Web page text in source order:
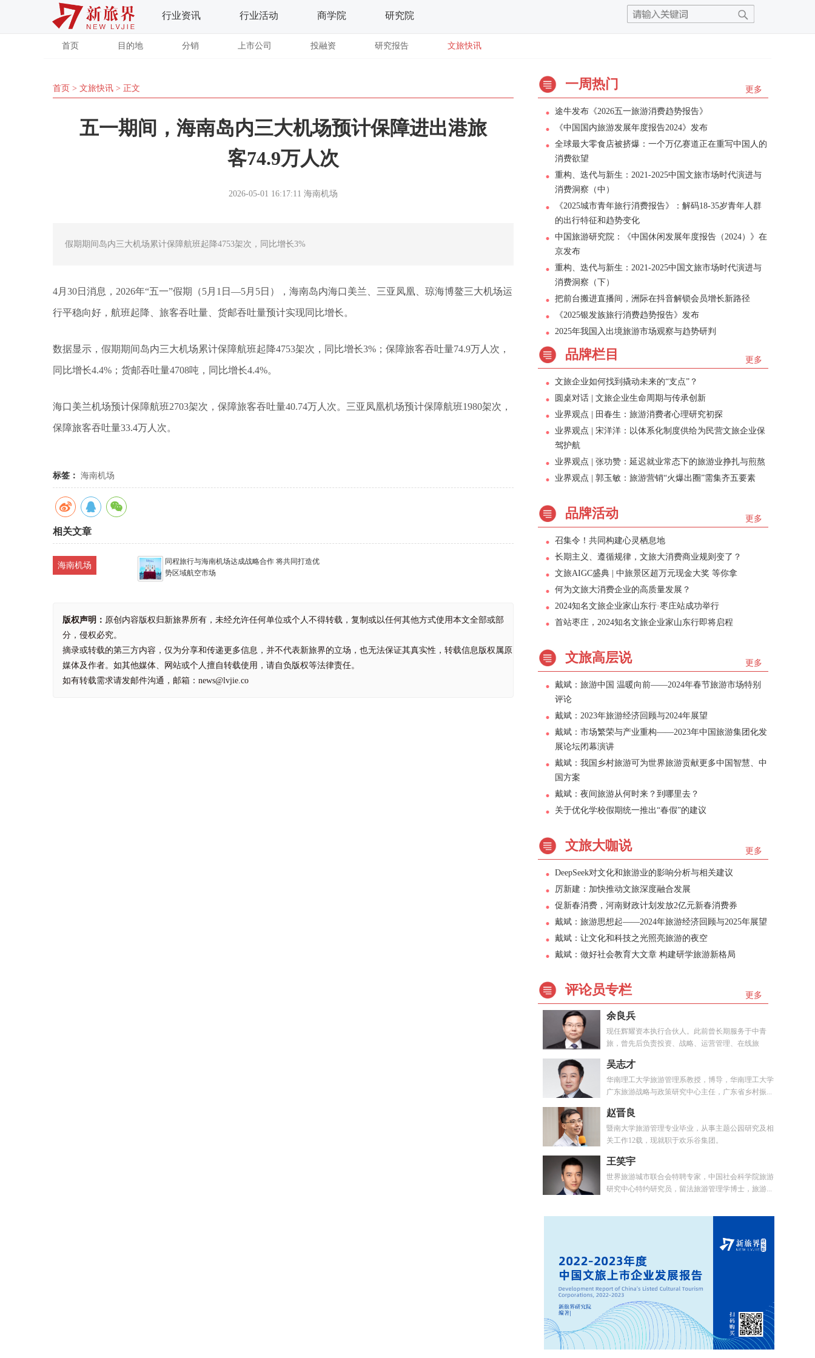
行业资讯 行业活动 商学院 研究院
首页 目的地 分销 上市公司 投融资 研究报告 文旅快讯
首页 > 文旅快讯 > 正文
五一期间，海南岛内三大机场预计保障进出港旅
客74.9万人次
2026-05-01 16:17:11 海南机场
假期期间岛内三大机场累计保障航班起降4753架次，同比增长3%
4月30日消息，2026年“五一”假期（5月1日—5月5日），海南岛内海口美兰、三亚凤凰、琼海博鳌三大机场运
行平稳向好，航班起降、旅客吞吐量、货邮吞吐量预计实现同比增长。
数据显示，假期期间岛内三大机场累计保障航班起降4753架次，同比增长3%；保障旅客吞吐量74.9万人次，
同比增长4.4%；货邮吞吐量4708吨，同比增长4.4%。
海口美兰机场预计保障航班2703架次，保障旅客吞吐量40.74万人次。三亚凤凰机场预计保障航班1980架次，
保障旅客吞吐量33.4万人次。
标签： 海南机场
相关文章
海南机场
同程旅行与海南机场达成战略合作 将共同打造优
势区域航空市场
版权声明： 原创内容版权归新旅界所有，未经允许任何单位或个人不得转载，复制或以任何其他方式使用本文全部或部
分，侵权必究。
摘录或转载的第三方内容，仅为分享和传递更多信息，并不代表新旅界的立场，也无法保证其真实性，转载信息版权属原
媒体及作者。如其他媒体、网站或个人擅自转载使用，请自负版权等法律责任。
如有转载需求请发邮件沟通，邮箱：news@lvjie.co
更多
一周热门
途牛发布《2026五一旅游消费趋势报告》
《中国国内旅游发展年度报告2024》发布
全球最大零食店被挤爆：一个万亿赛道正在重写中国人的
消费欲望
重构、迭代与新生：2021-2025中国文旅市场时代演进与
消费洞察（中）
《2025城市青年旅行消费报告》：解码18-35岁青年人群
的出行特征和趋势变化
中国旅游研究院：《中国休闲发展年度报告（2024）》在
京发布
重构、迭代与新生：2021-2025中国文旅市场时代演进与
消费洞察（下）
把前台搬进直播间，洲际在抖音解锁会员增长新路径
《2025银发族旅行消费趋势报告》发布
2025年我国入出境旅游市场观察与趋势研判
更多
品牌栏目
文旅企业如何找到撬动未来的“支点”？
圆桌对话 | 文旅企业生命周期与传承创新
业界观点 | 田春生：旅游消费者心理研究初探
业界观点 | 宋洋洋：以体系化制度供给为民营文旅企业保
驾护航
业界观点 | 张功赞：延迟就业常态下的旅游业挣扎与煎熬
业界观点 | 郭玉敏：旅游营销“火爆出圈”需集齐五要素
更多
品牌活动
召集令！共同构建心灵栖息地
长期主义、遵循规律，文旅大消费商业规则变了？
文旅AIGC盛典 | 中旅景区超万元现金大奖 等你拿
何为文旅大消费企业的高质量发展？
2024知名文旅企业家山东行·枣庄站成功举行
首站枣庄，2024知名文旅企业家山东行即将启程
更多
文旅高层说
戴斌：旅游中国 温暖向前——2024年春节旅游市场特别
评论
戴斌：2023年旅游经济回顾与2024年展望
戴斌：市场繁荣与产业重构——2023年中国旅游集团化发
展论坛闭幕演讲
戴斌：我国乡村旅游可为世界旅游贡献更多中国智慧、中
国方案
戴斌：夜间旅游从何时来？到哪里去？
关于优化学校假期统一推出“春假”的建议
更多
文旅大咖说
DeepSeek对文化和旅游业的影响分析与相关建议
厉新建：加快推动文旅深度融合发展
促新春消费，河南财政计划发放2亿元新春消费券
戴斌：旅游思想起——2024年旅游经济回顾与2025年展望
戴斌：让文化和科技之光照亮旅游的夜空
戴斌：做好社会教育大文章 构建研学旅游新格局
更多
评论员专栏
余良兵
现任辉耀资本执行合伙人。此前曾长期服务于中青
旅，曾先后负责投资、战略、运营管理、在线旅
吴志才
华南理工大学旅游管理系教授，博导，华南理工大学
广东旅游战略与政策研究中心主任，广东省乡村振...
赵晋良
暨南大学旅游管理专业毕业，从事主题公园研究及相
关工作12载，现就职于欢乐谷集团。
王笑宇
世界旅游城市联合会特聘专家，中国社会科学院旅游
研究中心特约研究员，留法旅游管理学博士，旅游...